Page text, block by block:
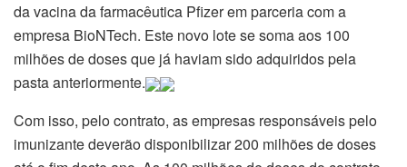
da vacina da farmacêutica Pfizer em parceria com a
empresa BioNTech. Este novo lote se soma aos 100
milhões de doses que já haviam sido adquiridos pela
pasta anteriormente.
Com isso, pelo contrato, as empresas responsáveis pelo
imunizante deverão disponibilizar 200 milhões de doses